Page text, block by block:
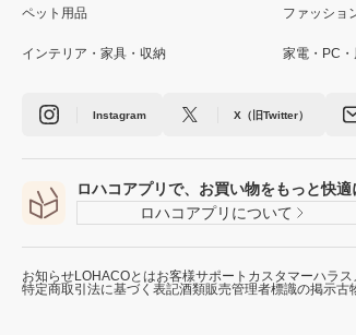
ペット用品 ファッショ
インテリア・家具・収納 家電・PC
Instagram X（旧Twitter）
ロハコアプリで、お買い物をもっと快適
ロハコアプリについて
お知らせLOHACOとはお客様サポート カスタマーハラ
特定商取引法に基づく表記酒類販売管理者標識の掲示古